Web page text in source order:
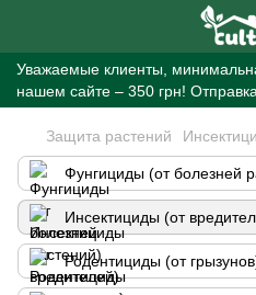
Уважаемые клиенты,
нашем сайте – 350 грн!
Защита растений
Фунгициды (от болезней
Инсектициды (от
Родентициды (от